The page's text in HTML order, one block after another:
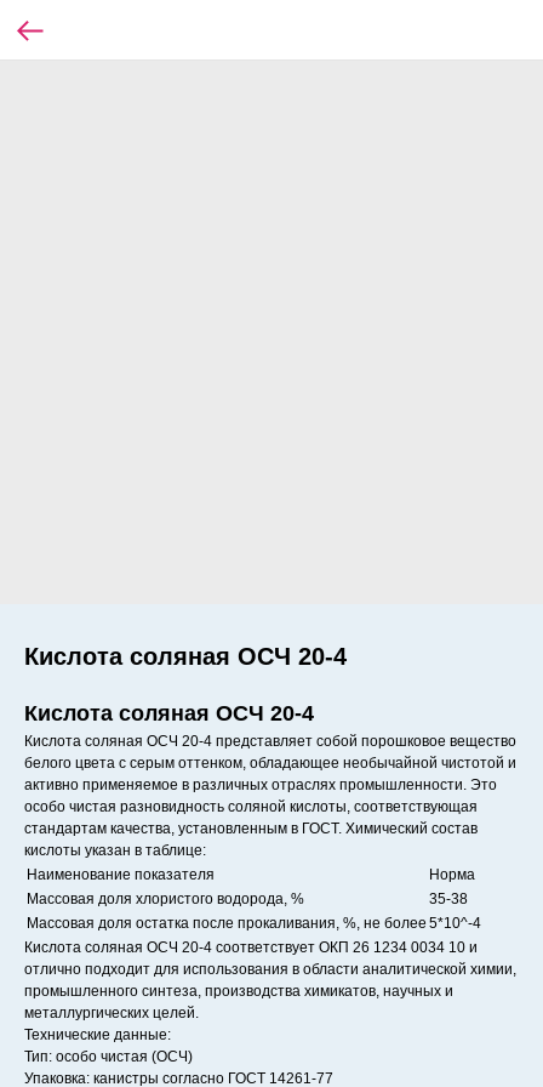
Кислота соляная ОСЧ 20-4
Кислота соляная ОСЧ 20-4
Кислота соляная ОСЧ 20-4 представляет собой порошковое вещество
белого цвета с серым оттенком, обладающее необычайной чистотой и
активно применяемое в различных отраслях промышленности. Это
особо чистая разновидность соляной кислоты, соответствующая
стандартам качества, установленным в ГОСТ. Химический состав
кислоты указан в таблице:
Наименование показателя
Норма
Массовая доля хлористого водорода, %
35-38
Массовая доля остатка после прокаливания, %, не более 5*10^-4
Кислота соляная ОСЧ 20-4 соответствует ОКП 26 1234 0034 10 и
отлично подходит для использования в области аналитической химии,
промышленного синтеза, производства химикатов, научных и
металлургических целей.
Технические данные:
Тип: особо чистая (ОСЧ)
Упаковка: канистры согласно ГОСТ 14261-77